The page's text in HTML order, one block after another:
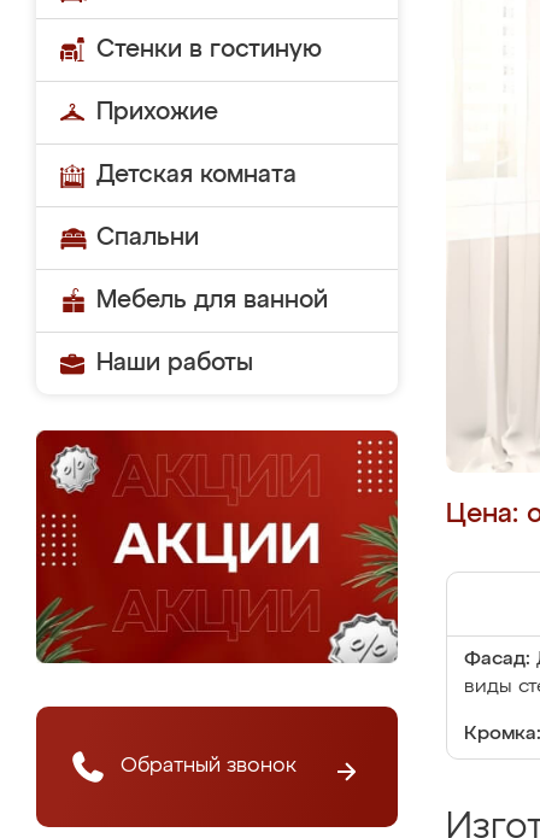
Стенки в гостиную
Прихожие
Детская комната
Спальни
Мебель для ванной
Наши работы
Обратный звонок
Цена:
Фасад:
виды
Кромка: